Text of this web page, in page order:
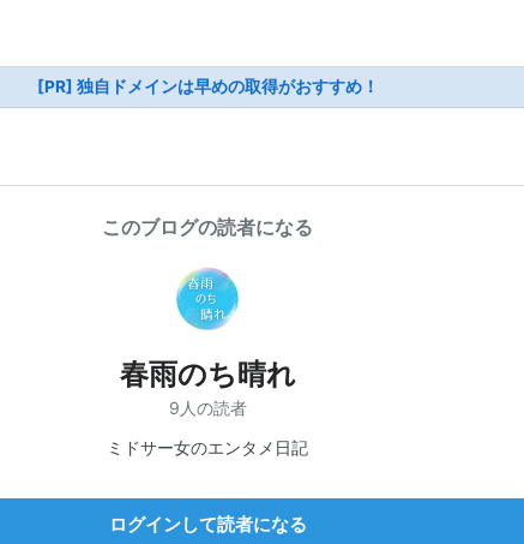
[PR] 独自ドメインは早めの取得がおすすめ！
このブログの読者になる
春雨のち晴れ
9人の読者
ミドサー女のエンタメ日記
ログインして読者になる